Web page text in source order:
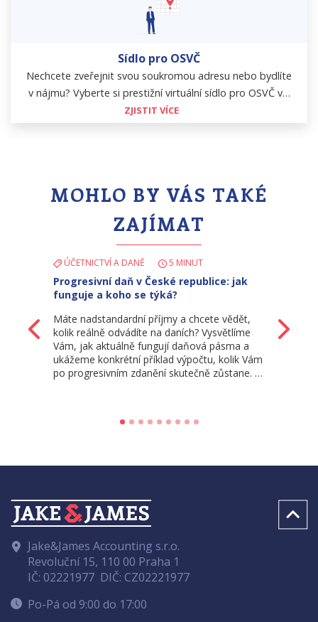
Sídlo pro OSVČ
Nechcete zveřejnit svou soukromou adresu nebo bydlíte
v nájmu? Vyberte si prestižní virtuální sídlo pro OSVČ v…
ZJISTIT VÍCE
MOHLO BY VÁS TAKÉ
ZAJÍMAT
Zpět
ÚČETNICTVÍ A DANĚ 5 MINUT
Progresivní daň v České republice: jak
funguje a koho se týká?
Máte nadstandardní příjmy a chcete vědět,
kolik reálně odvádíte na daních? Vysvětlíme
Vám, jak aktuálně fungují daňová pásma a
ukážeme konkrétní příklad výpočtu, kolik Vám
po progresivním zdanění skutečně zůstane. …
Jake&James Accounting s.r.o.
Revoluční 15, 110 00 Praha 1
IČ: 02221977 DIČ: CZ02221977
Po-Pá od 9:00 do 17:00